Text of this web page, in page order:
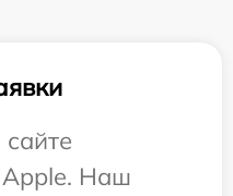
Apple. Наш